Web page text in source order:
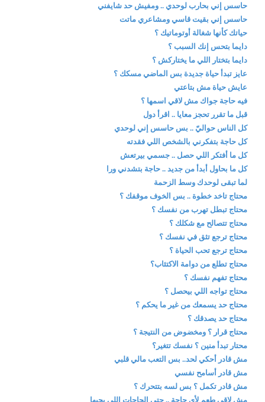
حاسس إني بحارب لوحدي .. ومفيش حد شايفني
حاسس إني بقيت قاسي ومشاعري ماتت
حياتك كأنها شغالة أوتوماتيك ؟
دايما بتحس إنك السبب ؟
دايما بتختار اللي ما يختاركش ؟
عايز تبدأ حياة جديدة بس الماضي مسكك ؟
عايش حياة مش بتاعتي
فيه حاجة جواك مش لاقي اسمها ؟
قبل ما تقرر تحجز معايا .. اقرأ دول
كل الناس حواليّ .. بس حاسس إني لوحدي
كل حاجة بتفكرني بالشخص اللي فقدته
كل ما أفتكر اللي حصل .. جسمي بيرتعش
كل ما بحاول أبدأ من جديد .. حاجة بتشدني ورا
لما تبقى لوحدك وسط الزحمة
محتاج تاخد خطوة .. بس الخوف موقفك ؟
محتاج تبطل تهرب من نفسك ؟
محتاج تتصالح مع شكلك ؟
محتاج ترجع تثق في نفسك ؟
محتاج ترجع تحب الحياة ؟
محتاج تطلع من دوامة الاكتئاب؟
محتاج تفهم نفسك ؟
محتاج تواجه اللي بيحصل ؟
محتاج حد يسمعك من غير ما يحكم ؟
محتاج حد يصدقك ؟
محتاج قرار ؟ ومخضوض من النتيجة ؟
محتار تبدأ منين ؟ نفسك تتغير؟
مش قادر أحكي لحد.. بس التعب مالي قلبي
مش قادر أسامح نفسي
مش قادر تكمل ؟ بس لسه بتتحرك ؟
مش لاقي طعم لأي حاجة .. حتى الحاجات اللي بحبها